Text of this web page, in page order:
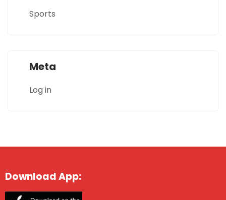
Sports
Meta
Log in
Download App: